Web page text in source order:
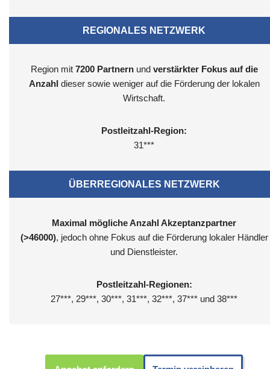
REGIONALES NETZWERK
Region mit 7200 Partnernund verstärkter Fokus auf die
Anzahl dieser sowie weniger auf die Förderung der lokalen
Wirtschaft.
Postleitzahl-Region:
31***
ÜBERREGIONALES NETZWERK
Maximal mögliche Anzahl Akzeptanzpartner
(>46000), jedoch ohne Fokus auf die Förderung lokaler Händler
und Dienstleister.
Postleitzahl-Regionen:
27***, 29***, 30***, 31***, 32***, 37*** und 38***